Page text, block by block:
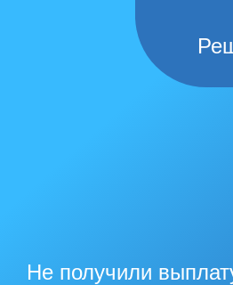
Не получили